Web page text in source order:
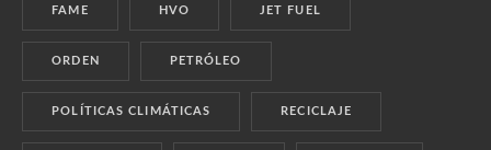
FAME HVO JET FUEL
ORDEN PETRÓLEO
POLÍTICAS CLIMÁTICAS RECICLAJE